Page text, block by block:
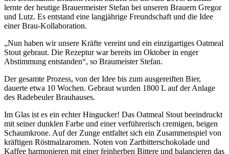
lernte der heutige Brauermeister Stefan bei unseren Brauern Gregor
und Lutz. Es entstand eine langjährige Freundschaft und die Idee
einer Brau-Kollaboration.
„Nun haben wir unsere Kräfte vereint und ein einzigartiges Oatmeal
Stout gebraut. Die Rezeptur war bereits im Oktober in enger
Abstimmung entstanden“, so Braumeister Stefan.
Der gesamte Prozess, von der Idee bis zum ausgereiften Bier,
dauerte etwa 10 Wochen. Gebraut wurden 1800 L auf der Anlage
des Radebeuler Brauhauses.
Im Glas ist es ein echter Hingucker! Das Oatmeal Stout beeindruckt
mit seiner dunklen Farbe und einer verführerisch cremigen, beigen
Schaumkrone. Auf der Zunge entfaltet sich ein Zusammenspiel von
kräftigen Röstmalzaromen. Noten von Zartbitterschokolade und
Kaffee harmonieren mit einer feinherben Bittere und balancieren das